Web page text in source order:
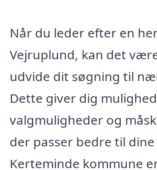
Når du leder efter en
Vejruplund, kan det
udvide dit søgning til
Dette giver dig
valgmuligheder og
der passer bedre til
Kerteminde kommune